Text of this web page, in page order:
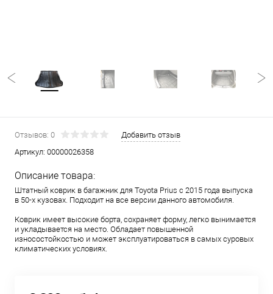
Отзывов: 0
Добавить отзыв
Артикул: 00000026358
Описание товара:
Штатный коврик в багажник для Toyota Prius с 2015 года выпуска
в 50-х кузовах. Подходит на все версии данного автомобиля.
Коврик имеет высокие борта, сохраняет форму, легко вынимается
и укладывается на место. Обладает повышенной
износостойкостью и может эксплуатироваться в самых суровых
климатических условиях.